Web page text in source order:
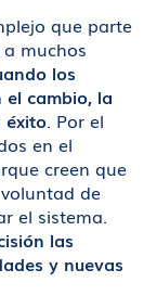
que parte
muchos
los
cambio, la
éxito. Por el
en el
creen que
de
el sistema.
las
y nuevas